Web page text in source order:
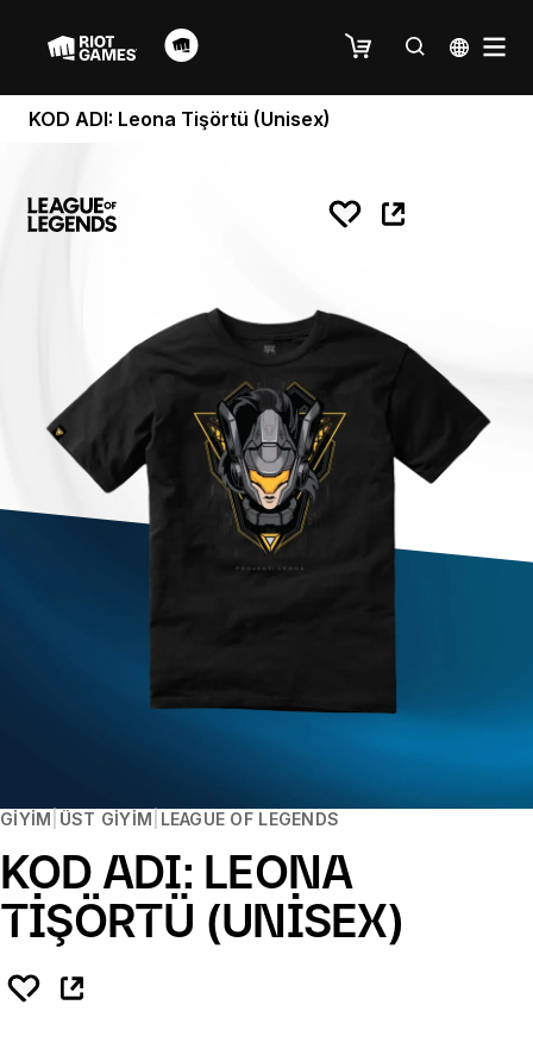
KOD ADI: Leona Tişörtü (Unisex)
GIYIM ÜST GIYIM LEAGUE OF LEGENDS
KOD ADI: LEONA
TIŞÖRTÜ (UNISEX)